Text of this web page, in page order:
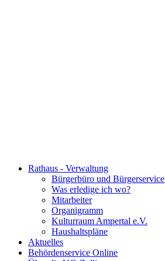
Rathaus - Verwaltung
Bürgerbüro und Bürgerservice
Was erledige ich wo?
Mitarbeiter
Organigramm
Kulturraum Ampertal e.V.
Haushaltspläne
Aktuelles
Behördenservice Online